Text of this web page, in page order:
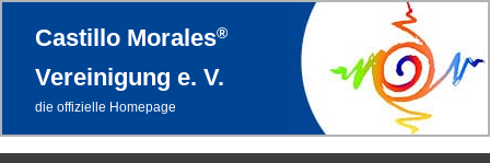
Castillo Morales®
Vereinigung e. V.
die offizielle Homepage